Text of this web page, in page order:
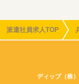
派遣社員求人TOP
ディップ（株）